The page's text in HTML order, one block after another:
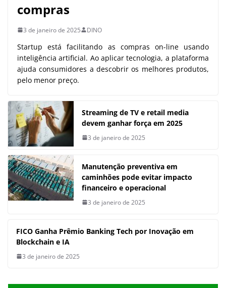
compras
3 de janeiro de 2025 DINO
Startup está facilitando as compras on-line usando
inteligência artificial. Ao aplicar tecnologia, a plataforma
ajuda consumidores a descobrir os melhores produtos,
pelo menor preço.
Streaming de TV e retail media
devem ganhar força em 2025
3 de janeiro de 2025
Manutenção preventiva em
caminhões pode evitar impacto
financeiro e operacional
3 de janeiro de 2025
FICO Ganha Prêmio Banking Tech por Inovação em
Blockchain e IA
3 de janeiro de 2025